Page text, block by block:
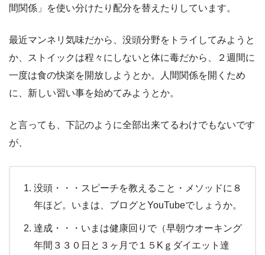
間関係」を使い分けたり配分を替えたりしています。
最近マンネリ気味だから、没頭分野をトライしてみようと
か、ストイックは程々にしないと体に毒だから、２週間に
一度は食の快楽を開放しようとか。人間関係を開くため
に、新しい習い事を始めてみようとか。
と言っても、下記のように全部出来てるわけでもないです
が、
没頭・・・スピーチを教えること・メソッドに８
年ほど。いまは、ブログとYouTubeでしょうか。
達成・・・いまは健康回りで（早朝ウオーキング
年間３３０日と３ヶ月で１５Kｇダイエット達